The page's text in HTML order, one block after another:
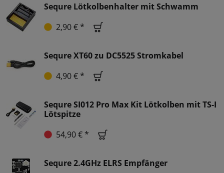
Sequre Lötkolbenhalter mit Schwamm
2,90 € *
Sequre XT60 zu DC5525 Stromkabel
4,90 € *
Sequre SI012 Pro Max Kit Lötkolben mit TS-I
Lötspitze
54,90 € *
Sequre 2.4GHz ELRS Empfänger